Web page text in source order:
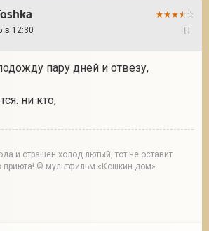
в 12:30
пару дней и отвезу,
ни кто,
и страшен холод лютый, тот не оставит
приюта! © мультфильм «Кошкин дом»